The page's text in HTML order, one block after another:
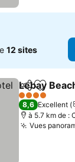
12 sites
PartagerAjouter
Lebay
4 Étoiles
8,6 Excellent
à 5.7 km de :
Vues